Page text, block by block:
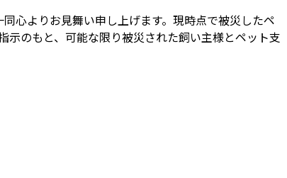
心よりお見舞い申し上げます。現時点で被災したペ
のもと、可能な限り被災された飼い主様とペット支